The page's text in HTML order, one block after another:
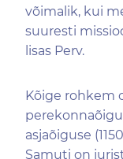
võimalik, kui
suuresti
lisas Perv.
Kõige rohkem
asjaõiguse
Samuti on